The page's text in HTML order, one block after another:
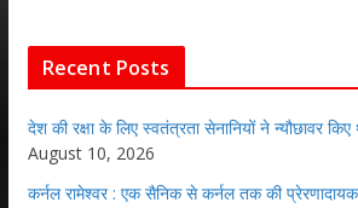
Recent Posts
देश की रक्षा के लिए स्वतंत्रता सेनानियों ने न्यौछावर
August 10, 2026
कर्नल रामेश्वर : एक सैनिक से कर्नल तक की प्रेरणादायक